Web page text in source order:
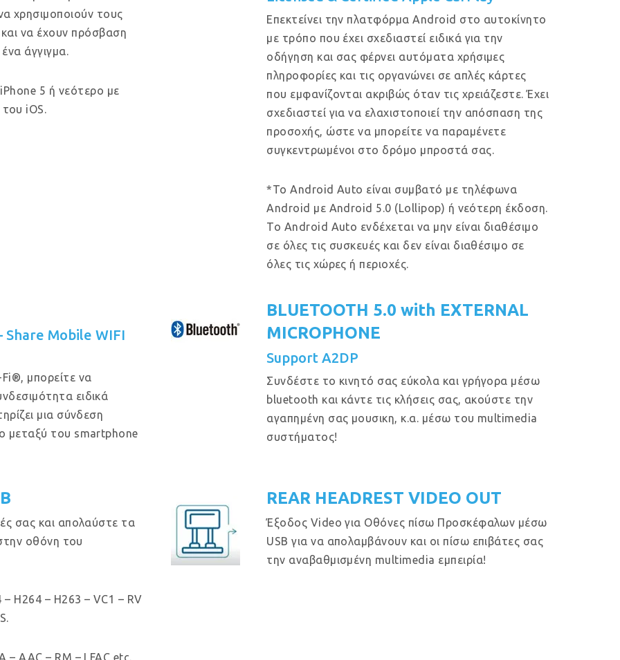
χρησιμοποιούν τους
να έχουν πρόσβαση
άγγιγμα.
5 ή νεότερο με
iOS.
Επεκτείνει την πλατφόρμα Android στο αυτοκίνητο
με τρόπο που έχει σχεδιαστεί ειδικά για την
οδήγηση και σας φέρνει αυτόματα χρήσιμες
πληροφορίες και τις οργανώνει σε απλές κάρτες
που εμφανίζονται ακριβώς όταν τις χρειάζεστε. Έχει
σχεδιαστεί για να ελαχιστοποιεί την απόσπαση της
προσοχής, ώστε να μπορείτε να παραμένετε
συγκεντρωμένοι στο δρόμο μπροστά σας.
*Το Android Auto είναι συμβατό με τηλέφωνα
Android με Android 5.0 (Lollipop) ή νεότερη έκδοση.
Το Android Auto ενδέχεται να μην είναι διαθέσιμο
σε όλες τις συσκευές και δεν είναι διαθέσιμο σε
όλες τις χώρες ή περιοχές.
Share Mobile WIFI
μπορείτε να
ειδικά
μια σύνδεση
μεταξύ του smartphone
BLUETOOTH 5.0 with EXTERNAL
MICROPHONE
Support A2DP
Συνδέστε το κινητό σας εύκολα και γρήγορα μέσω
bluetooth και κάντε τις κλήσεις σας, ακούστε την
αγαπημένη σας μουσικη, κ.α. μέσω του multimedia
συστήματος!
σας και απολαύστε τα
οθόνη του
H264 – H263 – VC1 – RV
AAC – RM – LFAC etc.
REAR HEADREST VIDEO OUT
Έξοδος Video για Οθόνες πίσω Προσκέφαλων μέσω
USB για να απολαμβάνουν και οι πίσω επιβάτες σας
την αναβαθμισμένη multimedia εμπειρία!